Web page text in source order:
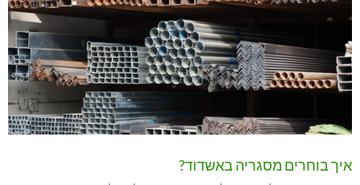
איך בוחרים מסגריה באשדוד?